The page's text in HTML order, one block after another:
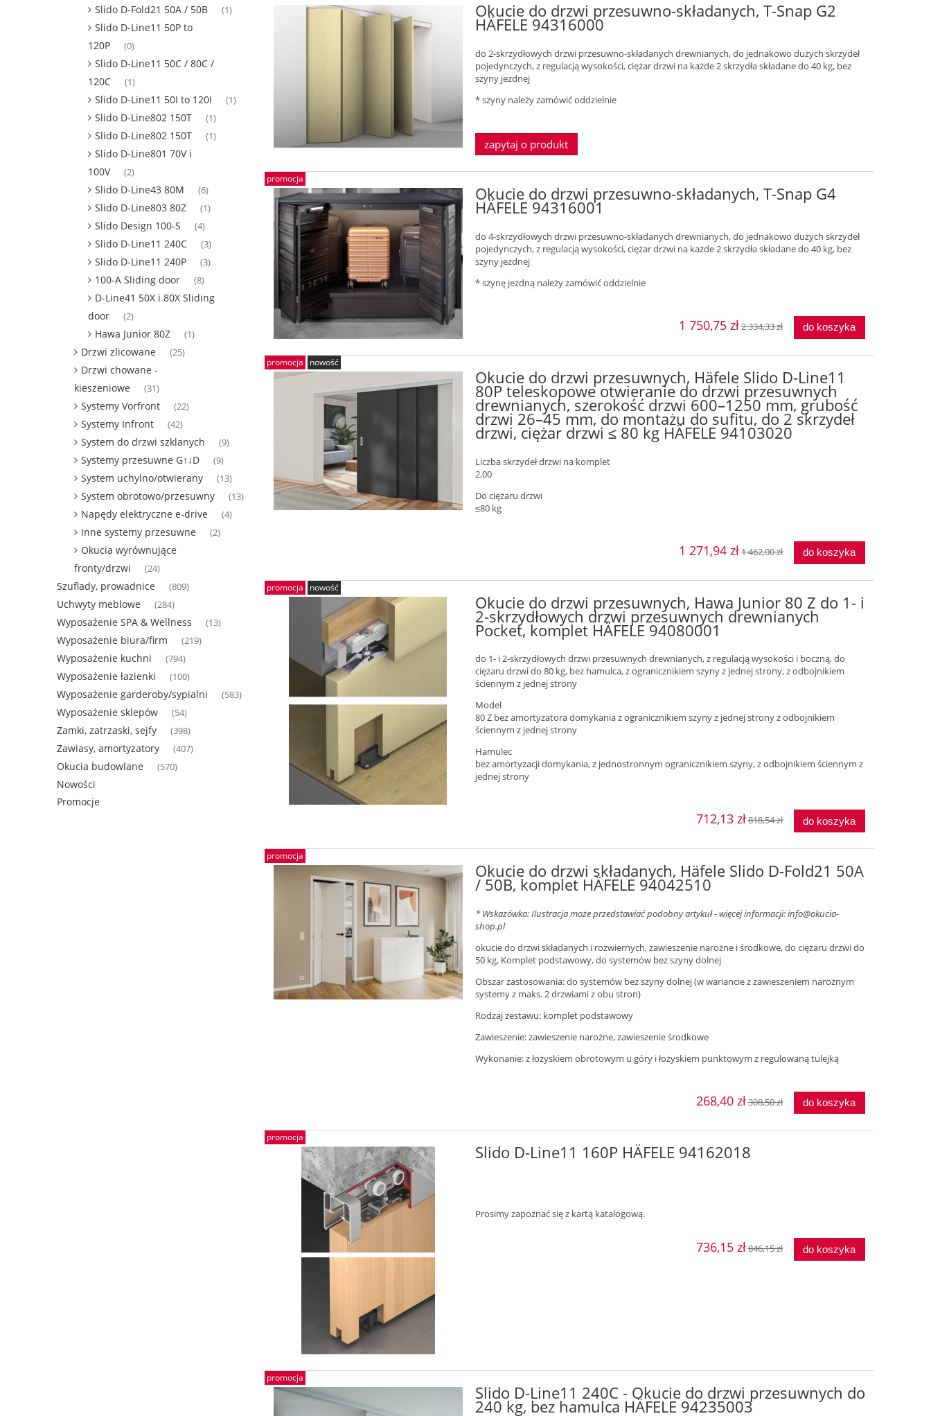
Slido D-Fold21 50A / 50B (1)
Slido D-Line11 50P to
120P
(0)
Slido D-Line11 50C / 80C /
120C
(1)
Slido D-Line11 50I to 120I (1)
Slido D-Line802 150T (1)
Slido D-Line802 150T (1)
Slido D-Line801 70V i
100V
(2)
Slido D-Line43 80M (6)
Slido D-Line803 80Z (1)
Slido Design 100-S (4)
Slido D-Line11 240C (3)
Slido D-Line11 240P (3)
100-A Sliding door (8)
D-Line41 50X i 80X Sliding
door
(2)
Hawa Junior 80Z (1)
Drzwi zlicowane (25)
Drzwi chowane -
kieszeniowe
(31)
Systemy Vorfront (22)
Systemy Infront (42)
System do drzwi szklanych (9)
Systemy przesuwne G↑↓D (9)
System uchylno/otwierany (13)
System obrotowo/przesuwny (13)
Napędy elektryczne e-drive (4)
Inne systemy przesuwne (2)
Okucia wyrównujące
fronty/drzwi
(24)
Szuflady, prowadnice (809)
Uchwyty meblowe (284)
Wyposażenie SPA & Wellness (13)
Wyposażenie biura/firm (219)
Wyposażenie kuchni (794)
Wyposażenie łazienki (100)
Wyposażenie garderoby/sypialni (583)
Wyposażenie sklepów (54)
Zamki, zatrzaski, sejfy (398)
Zawiasy, amortyzatory (407)
Okucia budowlane (570)
Nowości
Promocje
Okucie do drzwi przesuwno-składanych, T-Snap G2
HÄFELE 94316000
do 2-skrzydłowych drzwi przesuwno-składanych drewnianych, do jednakowo dużych skrzydeł
pojedynczych, z regulacją wysokości, ciężar drzwi na każde 2 skrzydła składane do 40 kg, bez
szyny jezdnej
* szyny należy zamówić oddzielnie
zapytaj o produkt
Okucie do drzwi przesuwno-składanych, T-Snap G4
HÄFELE 94316001
do 4-skrzydłowych drzwi przesuwno-składanych drewnianych, do jednakowo dużych skrzydeł
pojedynczych, z regulacją wysokości, ciężar drzwi na każde 2 skrzydła składane do 40 kg, bez
szyny jezdnej
* szynę jezdną należy zamówić oddzielnie
1 750,75 zł2 334,33 zł do koszyka
promocja
Okucie do drzwi przesuwnych, Häfele Slido D-Line11
80P teleskopowe otwieranie do drzwi przesuwnych
drewnianych, szerokość drzwi 600–1250 mm, grubość
drzwi 26–45 mm, do montażu do sufitu, do 2 skrzydeł
drzwi, ciężar drzwi ≤ 80 kg HÄFELE 94103020
Liczba skrzydeł drzwi na komplet
2,00
Do ciężaru drzwi
≤80 kg
1 271,94 zł1 462,00 zł do koszyka
promocja nowość
Okucie do drzwi przesuwnych, Hawa Junior 80 Z do 1- i
2-skrzydłowych drzwi przesuwnych drewnianych
Pocket, komplet HÄFELE 94080001
do 1- i 2-skrzydłowych drzwi przesuwnych drewnianych, z regulacją wysokości i boczną, do
ciężaru drzwi do 80 kg, bez hamulca, z ogranicznikiem szyny z jednej strony, z odbojnikiem
ściennym z jednej strony
Model
80 Z bez amortyzatora domykania z ogranicznikiem szyny z jednej strony z odbojnikiem
ściennym z jednej strony
Hamulec
bez amortyzacji domykania, z jednostronnym ogranicznikiem szyny, z odbojnikiem ściennym z
jednej strony
712,13 zł818,54 zł do koszyka
promocja nowość
Okucie do drzwi składanych, Häfele Slido D-Fold21 50A
/ 50B, komplet HÄFELE 94042510
* Wskazówka: Ilustracja może przedstawiać podobny artykuł - więcej informacji: info@okucia-
shop.pl
okucie do drzwi składanych i rozwiernych, zawieszenie narożne i środkowe, do ciężaru drzwi do
50 kg, Komplet podstawowy, do systemów bez szyny dolnej
Obszar zastosowania: do systemów bez szyny dolnej (w wariancie z zawieszeniem narożnym
systemy z maks. 2 drzwiami z obu stron)
Rodzaj zestawu: komplet podstawowy
Zawieszenie: zawieszenie narożne, zawieszenie środkowe
Wykonanie: z łożyskiem obrotowym u góry i łożyskiem punktowym z regulowaną tulejką
268,40 zł308,50 zł do koszyka
promocja
Slido D-Line11 160P HÄFELE 94162018
Prosimy zapoznać się z kartą katalogową.
736,15 zł846,15 zł do koszyka
promocja
Slido D-Line11 240C - Okucie do drzwi przesuwnych do
240 kg, bez hamulca HÄFELE 94235003
promocja